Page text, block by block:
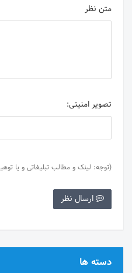
متن نظر
تصویر امنیتی:
(توجه: لینک و مطالب تبلیغاتی و یا
دسته ها